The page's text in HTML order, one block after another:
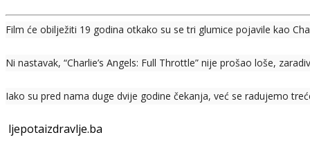
Film će obilježiti 19 godina otkako su se tri glumice pojavile kao
Ni nastavak, “Charlie’s Angels: Full Throttle” nije prošao loše,
Iako su pred nama duge dvije godine čekanja, već se radujemo
ljepotaizdravlje.ba